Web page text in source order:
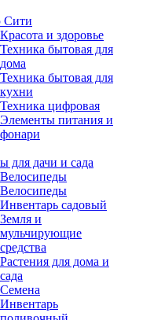
Сити
Красота и здоровье
Техника бытовая для
дома
Техника бытовая для
кухни
Техника цифровая
Элементы питания и
фонари
для дачи и сада
Велосипеды
Велосипеды
Инвентарь садовый
Земля и
мульчирующие
средства
Растения для дома и
сада
Семена
Инвентарь